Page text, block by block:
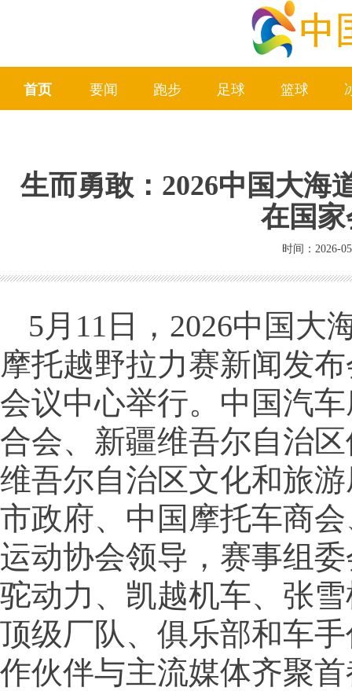
首页 要闻 跑步 足球 篮球
生而勇敢：2026中国大海
在国
时间：2026-
5月11日，2026中国大
摩托越野拉力赛新闻发
会议中心举行。中国汽
合会、新疆维吾尔自治
维吾尔自治区文化和旅
市政府、中国摩托车商
运动协会领导，赛事组
驼动力、凯越机车、张
顶级厂队、俱乐部和车
作伙伴与主流媒体齐聚